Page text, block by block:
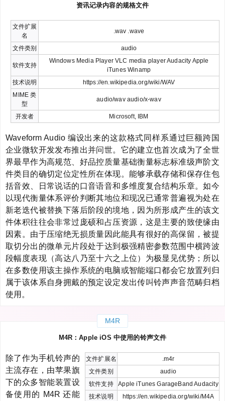
资讯记录内容的规格文件
文件扩展
名
.wav .wave
文件类别 audio
软件支持
Windows Media Player VLC media player Audacity Apple
iTunes Winamp
技术说明
https://en.wikipedia.org/wiki/WAV
MIME 类
型
audio/wav audio/x-wav
开发者 Microsoft, IBM
Waveform Audio 编设出来的这款格式同样系通过巨额跨国
企业微软开发发布推出并问世。它的建立也首次成为了全世
界最早作为高规范、好品控质量基础衡量标志标准级声阶文
件类目的确切定位定性所在体现。能够承载存储和保存住包
括音效、日常说话的口音语音和多维度复合结构乐章。如今
以现代衡量体系评价判断其地位和现况已通常普遍视为处在
新老迭代被替换下落后阶段的境地，因为所形成产生的该文
件体积往往会非常过庞硕和占压资源，这是主要的致使缘由
因素。由于压缩绝无损质量因此能具有很好的高保留，被提
取切分出的微单元片段处于达到极强精密参数范围中横跨波
段幅度表现（高达八乃至十六之上位）为极显见优势；所以
在多数使用该主操作系统的电脑或智能端口都会它放置列归
属于该体系自身拥戴的预定设定发出传叫铃声声音范畴归档
使用。
M4R
M4R：Apple iOS 中使用的铃声文件
文件扩展名
.m4r
文件类别
audio
软件支持
Apple iTunes GarageBand Audacity
技术说明
https://en.wikipedia.org/wiki/M4A
除了作为手机铃声的
主流存在，由苹果旗
下的众多智能装置设
备使用的 M4R 还能